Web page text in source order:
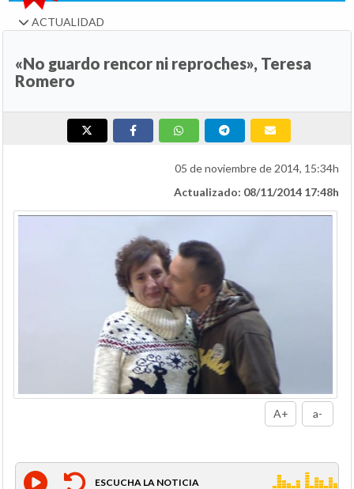
ACTUALIDAD
«No guardo rencor ni reproches», Teresa
Romero
05 de noviembre de 2014, 15:34h
Actualizado: 08/11/2014 17:48h
A+ a-
ESCUCHA LA NOTICIA